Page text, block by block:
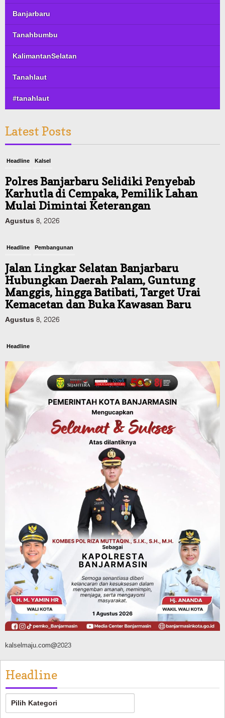
Banjarbaru
Tanahbumbu
KalimantanSelatan
Tanahlaut
#tanahlaut
Latest Posts
Headline Pembangunan
Jalan Lingkar Selatan Banjarbaru
Hubungkan Daerah Palam, Guntung
Manggis, hingga Batibati, Target Urai
Kemacetan dan Buka Kawasan Baru
Headline
Panaskan Kembali Arena Panjat Tebing,
FPTI Banjarmasin Siapkan Sirkuit se-
Kalsel
Agustus 8, 2026
Sosial & Keagamaan
Hari Pramuka ke-65, Kwarcab
Banjarmasin Ziarah ke Makam Pangeran
Antasari dan Gelar Ulang Janji
Agustus 8, 2026
Advertorial Dinas Kehutanan Kalsel
Api Sempat Berkobar, Karhutla di
Tahura Sultan Adam Berhasil
Headline Kalsel
Polres Banjarbaru Selidiki Penyebab
Karhutla di Cempaka, Pemilik Lahan
Mulai Dimintai Keterangan
Agustus 8, 2026
kalselmaju.com@2023
Headline
Headline